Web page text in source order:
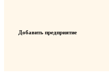
Добавить предприятие